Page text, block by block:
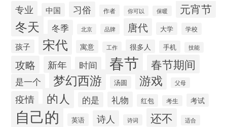
专业 中国 习俗 作者 你可以 保暖 元宵节
冬天 冬季 北京 品牌 唐代 大学 学校
孩子 宋代 寓意 工作 很多人 手机 技能
攻略 新年 时间 春节 春节期间
是一个 梦幻西游 汤圆 游戏 父母
疫情 的人 的是 礼物 红包 考生 考试
自己的 英语 诗人 诗词 还不 适合